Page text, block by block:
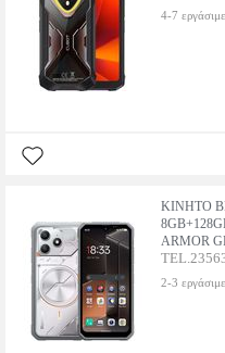
4-7
ΚΙΝΗΤΟ
ARMOR
2-3